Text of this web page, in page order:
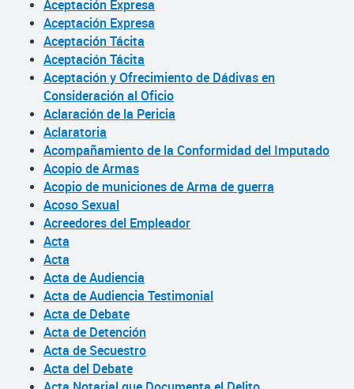
Aceptación Expresa
Aceptación Expresa
Aceptación Tácita
Aceptación Tácita
Aceptación y Ofrecimiento de Dádivas en
Consideración al Oficio
Aclaración de la Pericia
Aclaratoria
Acompañamiento de la Conformidad del Imputado
Acopio de Armas
Acopio de municiones de Arma de guerra
Acoso Sexual
Acreedores del Empleador
Acta
Acta
Acta de Audiencia
Acta de Audiencia Testimonial
Acta de Debate
Acta de Detención
Acta de Secuestro
Acta del Debate